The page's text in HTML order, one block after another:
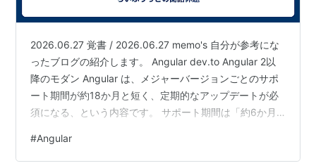
2026.06.27 覚書 / 2026.06.27 memo's 自分が参考にな
ったブログの紹介します。 Angular dev.to Angular 2以
降のモダン Angular は、メジャーバージョンごとのサポ
ート期間が約18か月と短く、定期的なアップデートが必
須になる、という内容です。 サポート期間は「約6か月
成で、半年ごとに新メジャーが出るため、半年ごとにど
れかのバージョンが EOL になります。 記事では Angular
#Angular